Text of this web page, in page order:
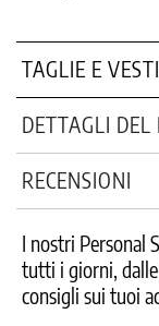
TAGLIE E
DETTAGLI DEL
RECENSIONI
I nostri Personal
tutti i giorni,
consigli sui tuoi